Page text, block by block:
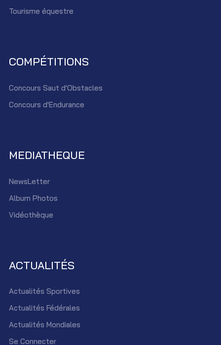
Tourisme équestre
COMPÉTITIONS
Concours Saut d'Obstacles
Concours d'Endurance
MEDIATHEQUE
NewsLetter
Album Photos
Vidéothèque
ACTUALITÉS
Actualités Sportives
Actualités Fédérales
Actualités Mondiales
Se Connecter